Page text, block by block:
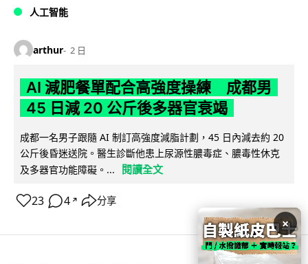
人工智能
arthur 2 日
AI 減肥餐單配合高強度操練 成都男
45 日減 20 公斤後多器官衰竭
成都一名男子跟隨 AI 制訂高強度減脂計劃，45 日內減去約 20
公斤後昏迷送院。醫生診斷他患上尿源性膿毒症、膿毒性休克
及多器官功能障礙。...
閱讀全文
23 4 ↗ 分享
×